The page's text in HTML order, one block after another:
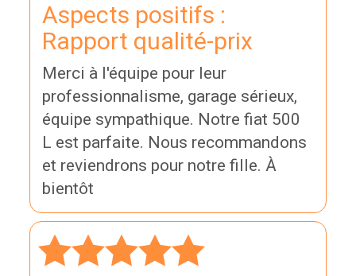
Aspects positifs :
Rapport qualité-prix
Merci à l'équipe pour leur
professionnalisme, garage sérieux,
équipe sympathique. Notre fiat 500
L est parfaite. Nous recommandons
et reviendrons pour notre fille. À
bientôt